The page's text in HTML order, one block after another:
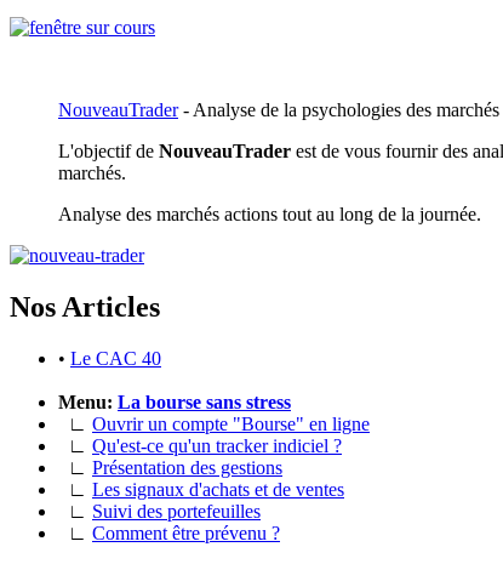
NouveauTrader- Analyse de la psychologies des marchés
L'objectif de NouveauTrader est de vous fournir des
marchés.
Analyse des marchés actions tout au long de la journée.
Nos Articles
• Le CAC 40
Menu: La bourse sans stress
∟ Ouvrir un compte "Bourse" en ligne
∟ Qu'est-ce qu'un tracker indiciel ?
∟ Présentation des gestions
∟ Les signaux d'achats et de ventes
∟ Suivi des portefeuilles
∟ Comment être prévenu ?